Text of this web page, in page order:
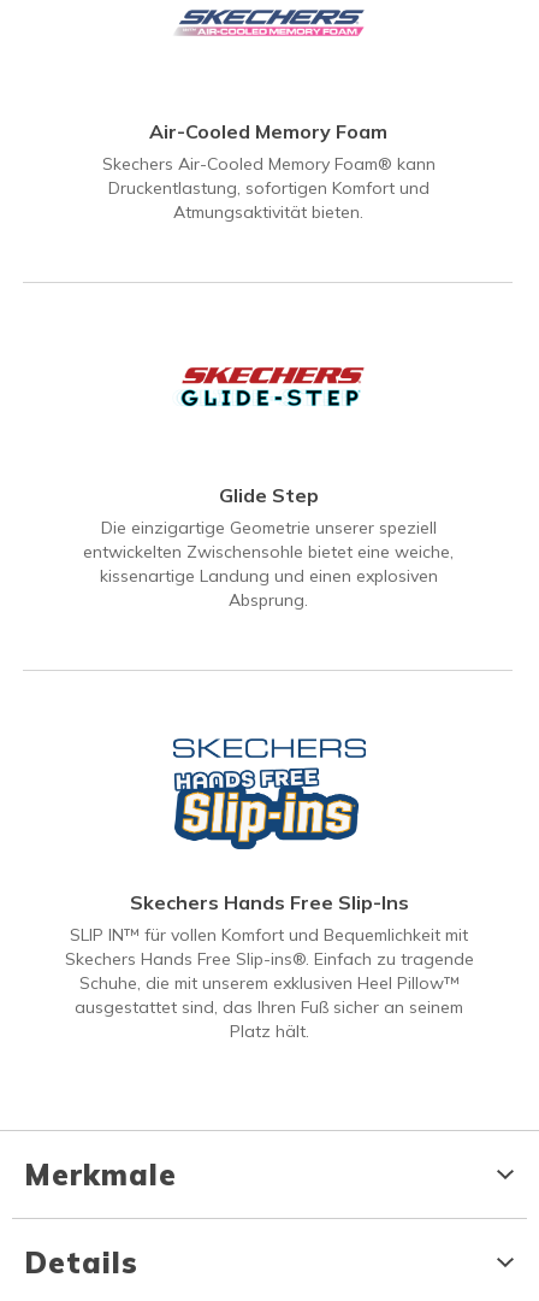
Air-Cooled Memory Foam
Skechers Air-Cooled Memory Foam® kann
Druckentlastung, sofortigen Komfort und
Atmungsaktivität bieten.
Glide Step
Die einzigartige Geometrie unserer speziell
entwickelten Zwischensohle bietet eine weiche,
kissenartige Landung und einen explosiven
Absprung.
Skechers Hands Free Slip-Ins
SLIP IN™ für vollen Komfort und Bequemlichkeit mit
Skechers Hands Free Slip-ins®. Einfach zu tragende
Schuhe, die mit unserem exklusiven Heel Pillow™
ausgestattet sind, das Ihren Fuß sicher an seinem
Platz hält.
Merkmale
Details